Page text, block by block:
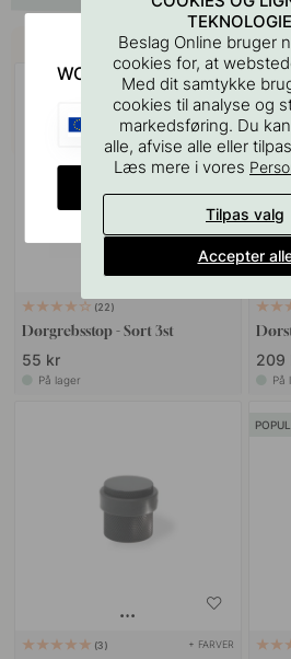
Køb
22
Dørgrebsstop - Sort 3st
55 kr
På lager
209
På
3 + FARVER
Beslag Online bruger
cookies for, at
Med dit samtykke
cookies til analyse og
markedsføring. Du
alle, afvise alle eller
Læs mere i vores
Tilpas valg
Accepter
WOULD YOU RATHER
EU